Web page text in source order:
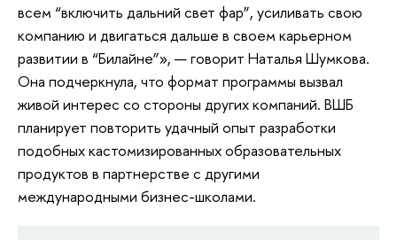
всем “включить дальний свет фар”, усиливать свою
компанию и двигаться дальше в своем карьерном
развитии в “Билайне”», — говорит Наталья Шумкова.
Она подчеркнула, что формат программы вызвал
живой интерес со стороны других компаний. ВШБ
планирует повторить удачный опыт разработки
подобных кастомизированных образовательных
продуктов в партнерстве с другими
международными бизнес-школами.